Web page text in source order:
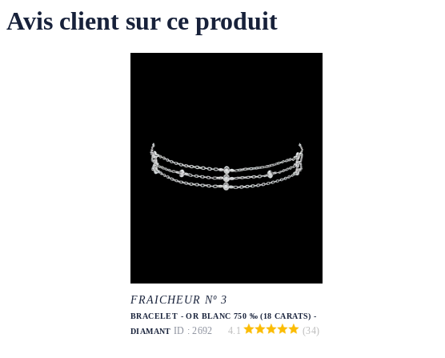
Avis client sur ce produit
FRAICHEUR Nº 3
BRACELET - OR BLANC 750 ‰ (18 CARATS) -
DIAMANTID : 2692 4.1 (34)